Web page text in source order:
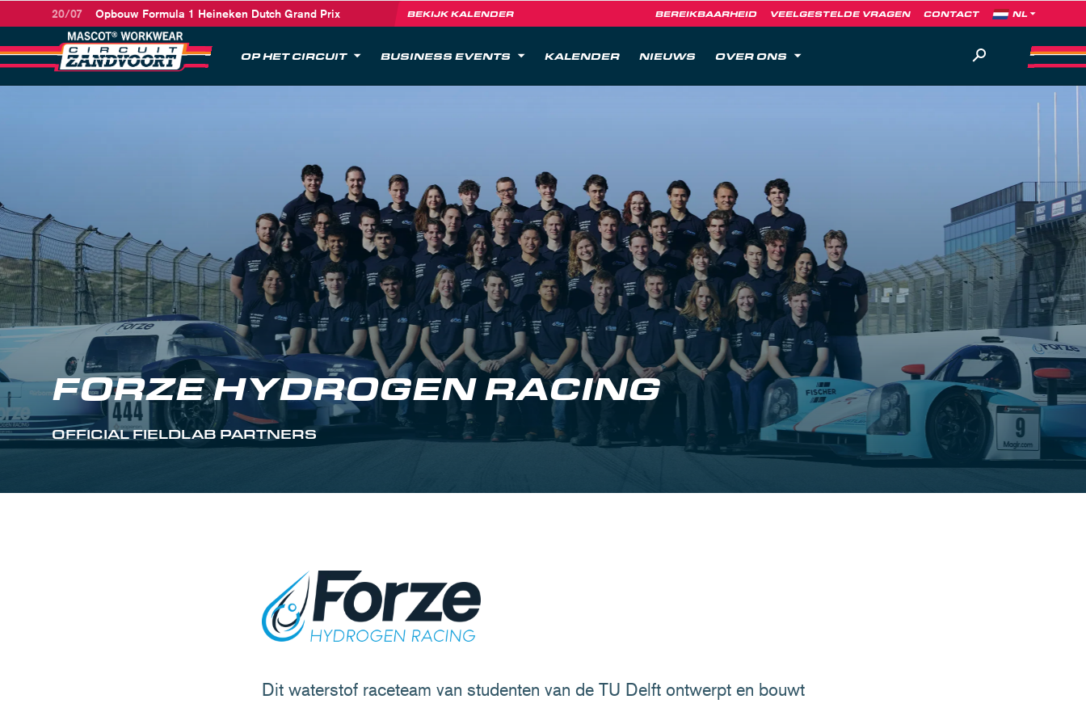
20/07 Opbouw Formula 1 Heineken Dutch Grand Prix BEKIJK KALENDER BEREIKBAARHEID VEELGESTELDE VRAGEN CONTACT
OP HET CIRCUIT BUSINESS EVENTS KALENDER NIEUWS OVER ONS
FORZE HYDROGEN RACING
OFFICIAL FIELDLAB PARTNERS
Dit waterstof raceteam van studenten van de TU Delft ontwerpt en bouwt